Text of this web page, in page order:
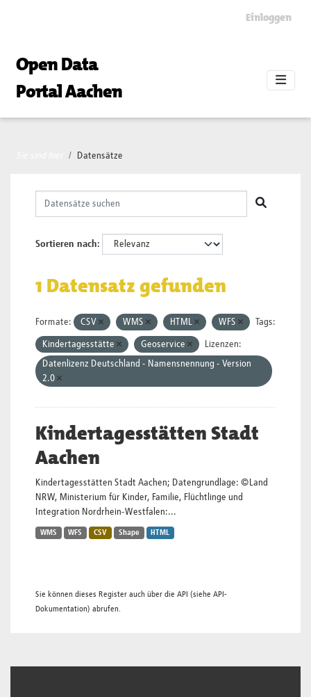
Einloggen
Open Data
Portal Aachen
Datensätze
Sortieren nach
1 Datensatz gefunden
Formate: CSV WMS HTML WFS Tags:
Kindertagesstätte Geoservice
Lizenzen:
Datenlizenz Deutschland - Namensnennung - Version
2.0
Kindertagesstätten Stadt
Aachen
Kindertagesstätten Stadt Aachen; Datengrundlage: ©Land
NRW, Ministerium für Kinder, Familie, Flüchtlinge und
Integration Nordrhein-Westfalen:...
WMS WFS CSV Shape HTML
Sie können dieses Register auch über die API (siehe API-
Dokumentation) abrufen.